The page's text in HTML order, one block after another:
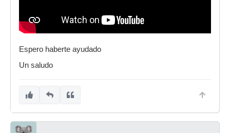
Espero haberte ayudado
Un saludo